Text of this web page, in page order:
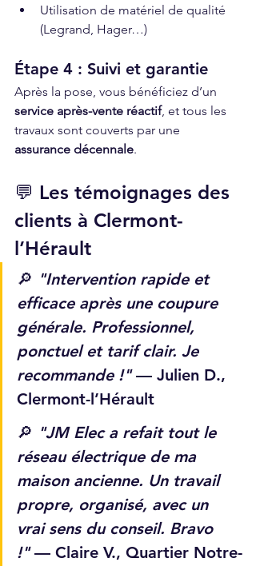
Utilisation de matériel de qualité
(Legrand, Hager…)
Étape 4 : Suivi et garantie
Après la pose, vous bénéficiez d’un
service après-vente réactif, et tous les
travaux sont couverts par une
assurance décennale.
💬 Les témoignages des
clients à Clermont-
l’Hérault
🔎 "Intervention rapide et
efficace après une coupure
générale. Professionnel,
ponctuel et tarif clair. Je
recommande !" — Julien D.,
Clermont-l’Hérault
🔎 "JM Elec a refait tout le
réseau électrique de ma
maison ancienne. Un travail
propre, organisé, avec un
vrai sens du conseil. Bravo
!" — Claire V., Quartier Notre-